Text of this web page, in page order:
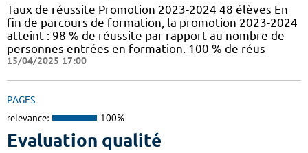
Taux de réussite Promotion 2023-2024 48 élèves En
fin de parcours de formation, la promotion 2023-2024
atteint : 98 % de réussite par rapport au nombre de
personnes entrées en formation. 100 % de réus
15/04/2025 17:00
PAGES
relevance: 100%
Evaluation qualité